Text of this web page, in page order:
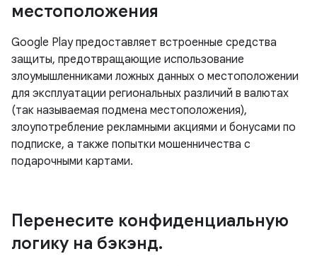
местоположения
Google Play предоставляет встроенные средства
защиты, предотвращающие использование
злоумышленниками ложных данных о местоположении
для эксплуатации региональных различий в валютах
(так называемая подмена местоположения),
злоупотребление рекламными акциями и бонусами по
подписке, а также попытки мошенничества с
подарочными картами.
Перенесите конфиденциальную
логику на бэкэнд.